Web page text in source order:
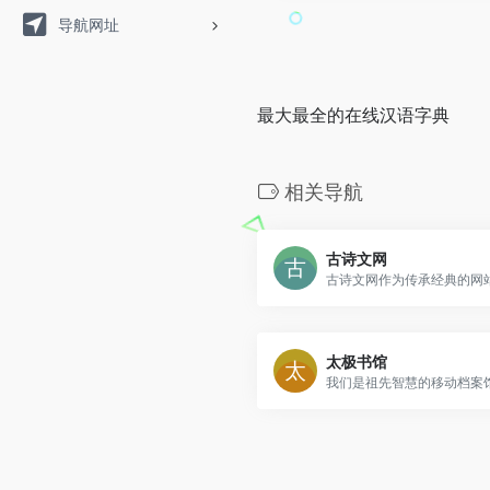
导航网址
最大最全的在线汉语字典
相关导航
古诗文网
太极书馆
我们是祖先智慧的移动档案